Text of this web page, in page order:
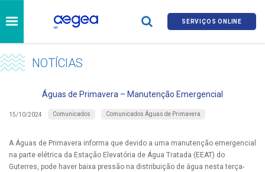
SERVIÇOS ONLINE
NOTÍCIAS
Águas de Primavera – Manutenção Emergencial
15/10/2024 Comunicados Comunicados Águas de Primavera
A Águas de Primavera informa que devido a uma manutenção emergencial
na parte elétrica da Estação Elevatória de Água Tratada (EEAT) do
Guterres, pode haver baixa pressão na distribuição de água nesta terça-